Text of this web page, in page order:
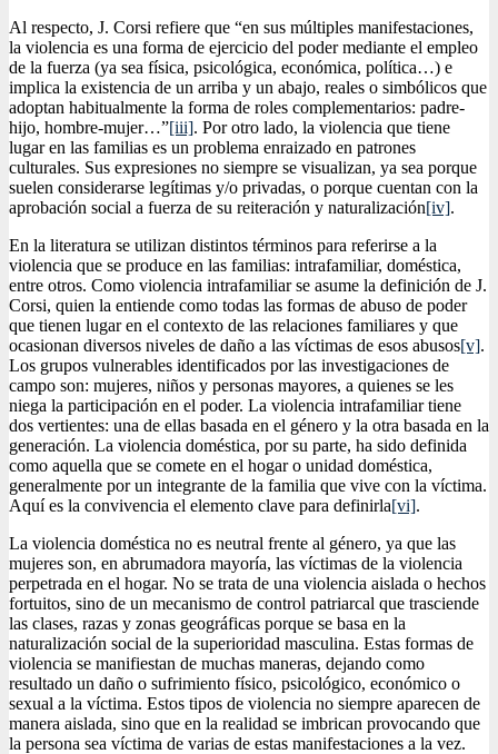
Al respecto, J. Corsi refiere que “en sus múltiples manifestaciones,
la violencia es una forma de ejercicio del poder mediante el empleo
de la fuerza (ya sea física, psicológica, económica, política…) e
implica la existencia de un arriba y un abajo, reales o simbólicos que
adoptan habitualmente la forma de roles complementarios: padre-
hijo, hombre-mujer…”[iii]. Por otro lado, la violencia que tiene
lugar en las familias es un problema enraizado en patrones
culturales. Sus expresiones no siempre se visualizan, ya sea porque
suelen considerarse legítimas y/o privadas, o porque cuentan con la
aprobación social a fuerza de su reiteración y naturalización[iv].
En la literatura se utilizan distintos términos para referirse a la
violencia que se produce en las familias: intrafamiliar, doméstica,
entre otros. Como violencia intrafamiliar se asume la definición de J.
Corsi, quien la entiende como todas las formas de abuso de poder
que tienen lugar en el contexto de las relaciones familiares y que
ocasionan diversos niveles de daño a las víctimas de esos abusos[v].
Los grupos vulnerables identificados por las investigaciones de
campo son: mujeres, niños y personas mayores, a quienes se les
niega la participación en el poder. La violencia intrafamiliar tiene
dos vertientes: una de ellas basada en el género y la otra basada en la
generación. La violencia doméstica, por su parte, ha sido definida
como aquella que se comete en el hogar o unidad doméstica,
generalmente por un integrante de la familia que vive con la víctima.
Aquí es la convivencia el elemento clave para definirla[vi].
La violencia doméstica no es neutral frente al género, ya que las
mujeres son, en abrumadora mayoría, las víctimas de la violencia
perpetrada en el hogar. No se trata de una violencia aislada o hechos
fortuitos, sino de un mecanismo de control patriarcal que trasciende
las clases, razas y zonas geográficas porque se basa en la
naturalización social de la superioridad masculina. Estas formas de
violencia se manifiestan de muchas maneras, dejando como
resultado un daño o sufrimiento físico, psicológico, económico o
sexual a la víctima. Estos tipos de violencia no siempre aparecen de
manera aislada, sino que en la realidad se imbrican provocando que
la persona sea víctima de varias de estas manifestaciones a la vez.